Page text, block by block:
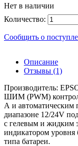
Нет в наличии
Сообщить о
Описание
Отзывы (1)
Производитель:
ШИМ (PWM)
А и автоматическим
диапазоне 12/24V
с гелевым и жидким
индикатором уровня
типа батареи.